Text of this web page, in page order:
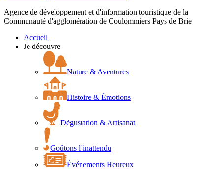
Agence de développement et d'information touristique de la
Communauté d'agglomération de Coulommiers Pays de Brie
Accueil
Je découvre
Nature & Aventures
Histoire & Émotions
Dégustation & Artisanat
Goûtons l’inattendu
Événements Heureux